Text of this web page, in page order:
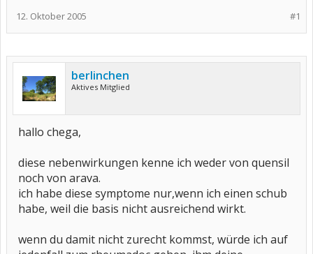
#1
12. Oktober 2005
berlinchen
Aktives Mitglied
hallo chega,
diese nebenwirkungen kenne ich weder von quensil
noch von arava.
ich habe diese symptome nur,wenn ich einen schub
habe, weil die basis nicht ausreichend wirkt.
wenn du damit nicht zurecht kommst, würde ich auf